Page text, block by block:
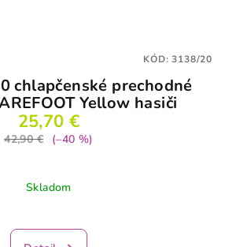
chlapčenské prechodné
Yellow hasiči
25,70 €
42,90 €
(–40 %)
Skladom
hodnotenie
produktu
KÓD:3138/20